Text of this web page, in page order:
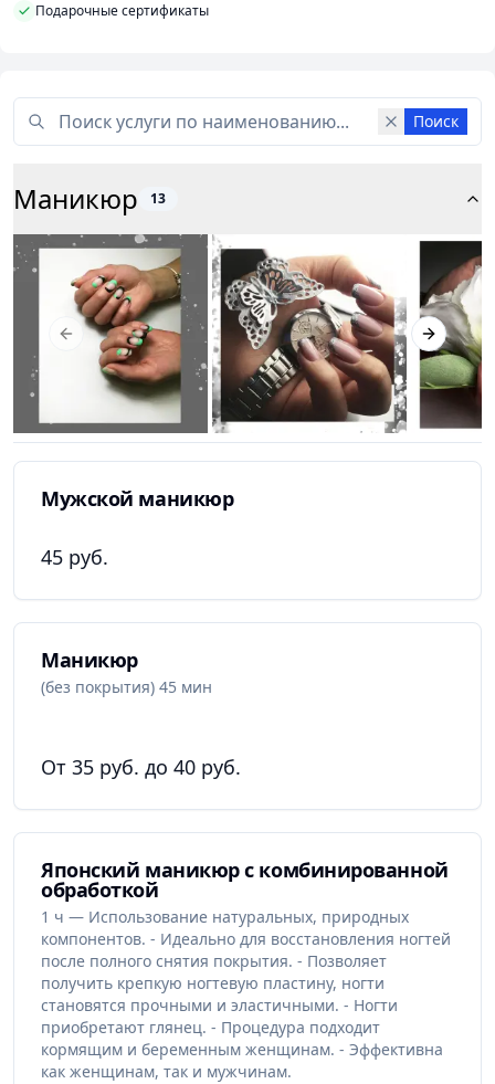
Подарочные сертификаты
Поиск
Маникюр 13
Previous slide Next
Мужской маникюр
45 руб.
Маникюр
(без покрытия) 45 мин
От 35 руб. до 40 руб.
Японский маникюр с комбинированной
обработкой
1 ч — Использование натуральных, природных
компонентов. - Идеально для восстановления ногтей
после полного снятия покрытия. - Позволяет
получить крепкую ногтевую пластину, ногти
становятся прочными и эластичными. - Ногти
приобретают глянец. - Процедура подходит
кормящим и беременным женщинам. - Эффективна
как женщинам, так и мужчинам.